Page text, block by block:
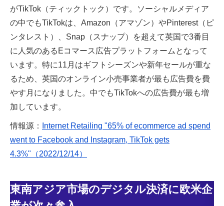
がTikTok（ティックトック）です。ソーシャルメディア
の中でもTikTokは、Amazon（アマゾン）やPinterest（ピ
ンタレスト）、Snap（スナップ）を超えて英国で3番目
に人気のあるEコマース広告プラットフォームとなって
います。特に11月はギフトシーズンや新年セールが重な
るため、英国のオンライン小売事業者が最も広告費を費
やす月になりました。中でもTikTokへの広告費が最も増
加しています。
情報源：
Internet Retailing "65% of ecommerce ad spend
went to Facebook and Instagram, TikTok gets
4.3%"（2022/12/14）
東南アジア市場のデジタル決済に欧米企